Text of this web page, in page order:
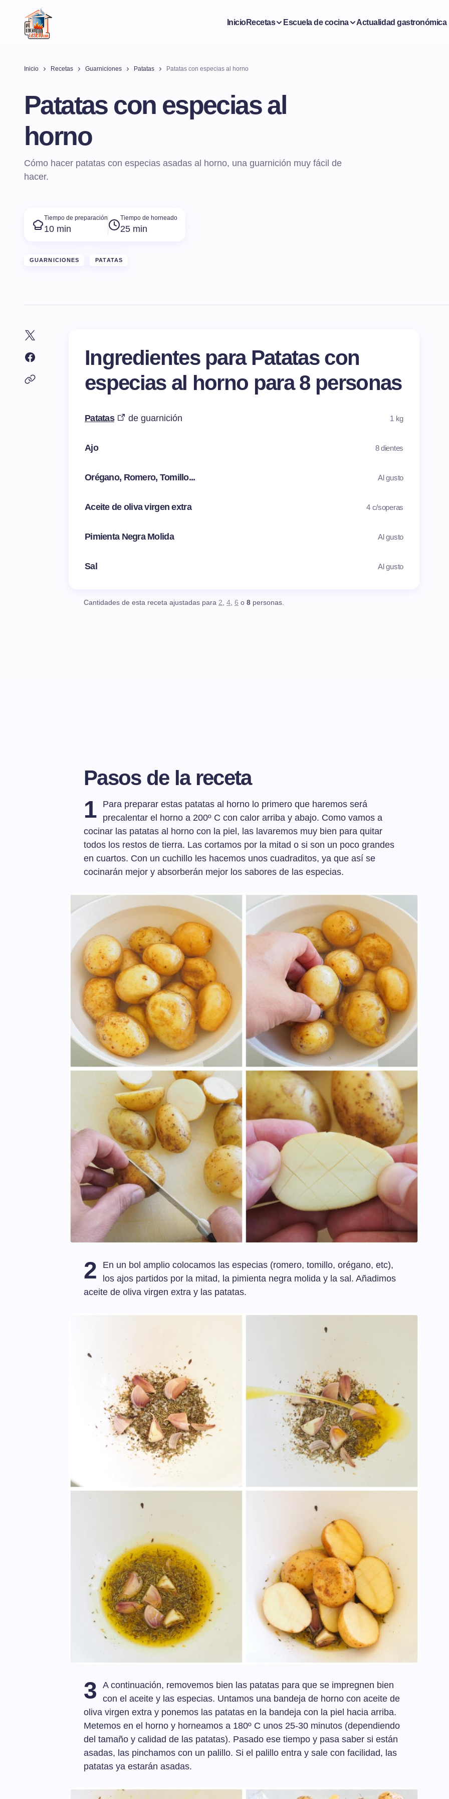
InicioRecetas Escuela de cocina Actualidad gastronómica
Inicio Recetas Guarniciones Patatas Patatas con especias al horno
Patatas con especias al
horno
Cómo hacer patatas con especias asadas al horno, una guarnición muy fácil de
hacer.
Tiempo de preparación
10 min
Tiempo de horneado
25 min
GUARNICIONES PATATAS
Ingredientes para Patatas con
especias al horno para 8 personas
Patatas de guarnición 1 kg
Ajo 8 dientes
Orégano, Romero, Tomillo... Al gusto
Aceite de oliva virgen extra 4 c/soperas
Pimienta Negra Molida Al gusto
Sal Al gusto
Cantidades de esta receta ajustadas para 2, 4, 6 o 8 personas.
Pasos de la receta
1
Para preparar estas patatas al horno lo primero que haremos será
precalentar el horno a 200º C con calor arriba y abajo. Como vamos a
cocinar las patatas al horno con la piel, las lavaremos muy bien para quitar
todos los restos de tierra. Las cortamos por la mitad o si son un poco grandes
en cuartos. Con un cuchillo les hacemos unos cuadraditos, ya que así se
cocinarán mejor y absorberán mejor los sabores de las especias.
2
En un bol amplio colocamos las especias (romero, tomillo, orégano, etc),
los ajos partidos por la mitad, la pimienta negra molida y la sal. Añadimos
aceite de oliva virgen extra y las patatas.
3
A continuación, removemos bien las patatas para que se impregnen bien
con el aceite y las especias. Untamos una bandeja de horno con aceite de
oliva virgen extra y ponemos las patatas en la bandeja con la piel hacia arriba.
Metemos en el horno y horneamos a 180º C unos 25-30 minutos (dependiendo
del tamaño y calidad de las patatas). Pasado ese tiempo y pasa saber si están
asadas, las pinchamos con un palillo. Si el palillo entra y sale con facilidad, las
patatas ya estarán asadas.